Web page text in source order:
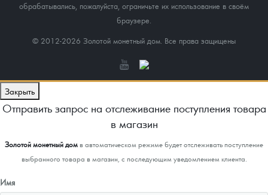
обрабатывались, пожалуйста, ограничьте их использование в своём
браузере.
© 2012-2026 Золотой монетный дом. Все права защищены
Закрыть
Отправить запрос на отслеживание поступления товара
в магазин
Золотой монетный домв автоматическом режиме будет отслеживать поступление
выбранного товара в магазин, с последующим уведомлением клиента.
Имя